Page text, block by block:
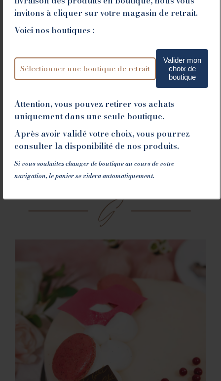
invitons à cliquer sur votre magasin de retrait.
Voici nos boutiques :
Valider mon
choix de
boutique
Attention, vous pouvez retirer vos achats
uniquement dans une seule boutique.
Après avoir validé votre choix, vous pourrez
consulter la disponibilité de nos produits.
Si vous souhaitez changer de boutique au cours de votre
navigation, le panier se videra automatiquement.
Liste des allergènes
DE CONSERVATION
Mettre au réfrigérateur. Sortir 15 minutes avant
Vous souhaitez ce produit pour plus de 10
personnes, contactez nous en cliquant ci-dessous
Contactez-nous